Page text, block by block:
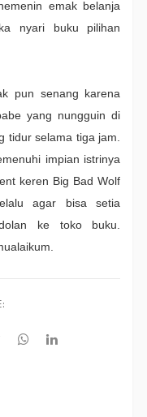
emak belanja
nyari buku pilihan
pun senang karena
yang nungguin di
tidur selama tiga jam.
impian istrinya
keren Big Bad Wolf
agar bisa setia
ke toko buku.